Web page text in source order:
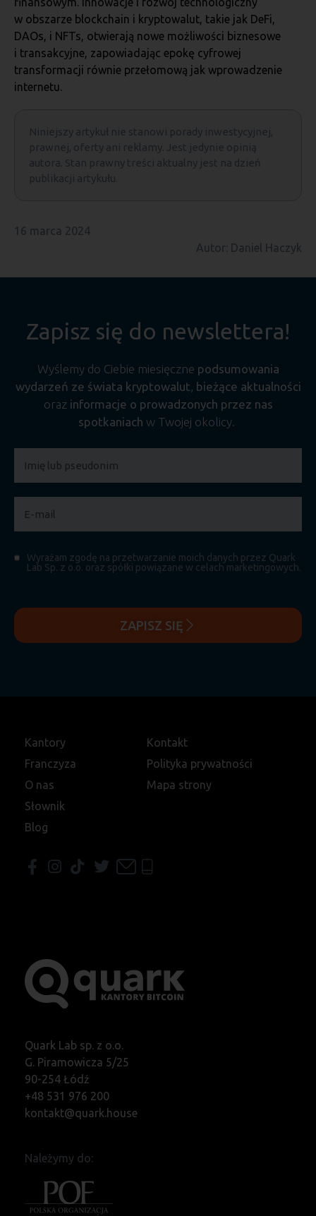
w obszarze blockchain i kryptowalut, takie jak DeFi,
DAOs, i NFTs, otwierają nowe możliwości biznesowe
i transakcyjne, zapowiadając epokę cyfrowej
transformacji równie przełomową jak wprowadzenie
internetu.
Niniejszy artykuł nie stanowi porady inwestycyjnej,
prawnej, oferty ani reklamy. Jest jedynie opinią
autora. Stan prawny treści aktualny jest na dzień
publikacji artykułu.
16 marca 2024
Autor: Daniel Haczyk
Zapisz się do newslettera!
Wyślemy do Ciebie miesięczne podsumowania
wydarzeń ze świata kryptowalut, bieżące aktualności
oraz informacje o prowadzonych przez nas
spotkaniach w Twojej okolicy.
Wyrażam zgodę na przetwarzanie moich danych przez Quark
Lab Sp. z o.o. oraz spółki powiązane w celach marketingowych.
ZAPISZ SIĘ
Kantory
Franczyza
O nas
Słownik
Blog
Kontakt
Polityka prywatności
Mapa strony
Quark Lab sp. z o.o.
G. Piramowicza 5/25
90-254 Łódź
+48 531 976 200
kontakt@quark.house
Należymy do: